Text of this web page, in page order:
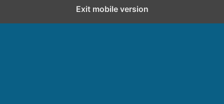
Exit mobile version